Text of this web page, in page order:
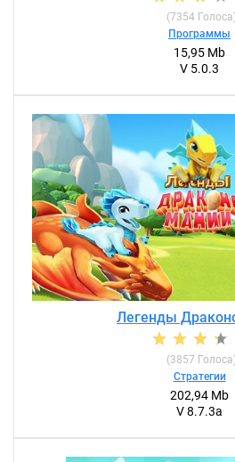
(7354Голоса)
Программы
15,95 Mb
V 5.0.3
Легенды
(3857 Голоса)
Стратегии
202,94 Mb
V 8.7.3a